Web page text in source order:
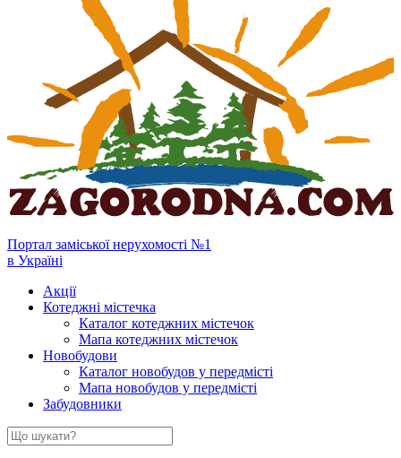
Портал заміської нерухомості №1
в Україні
Акції
Котеджні містечка
Каталог котеджних містечок
Мапа котеджних містечок
Новобудови
Каталог новобудов у передмісті
Мапа новобудов у передмісті
Забудовники